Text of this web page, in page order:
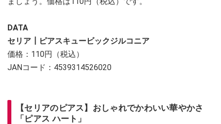
DATA
セリア┃ピアスキュービックジルコニア
価格：110円（税込）
JANコード：4539314526020
【セリアのピアス】おしゃれでかわいい華やかさ
「ピアス ハート」